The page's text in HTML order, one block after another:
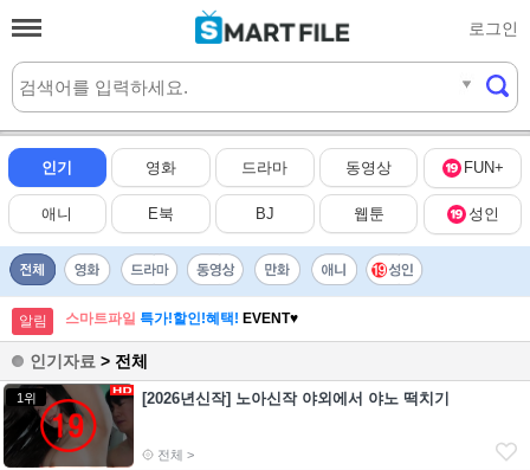
로그인
실시간HOT
인기 영화 드라마 동영상 FUN+
애니 E북 BJ 웹툰 성인
알림 스마트파일 특가!할인!혜택! EVENT♥
인기자료 > 전체
1위 [2026년신작] 노아신작 야외에서 야노 떡치기
전체 >